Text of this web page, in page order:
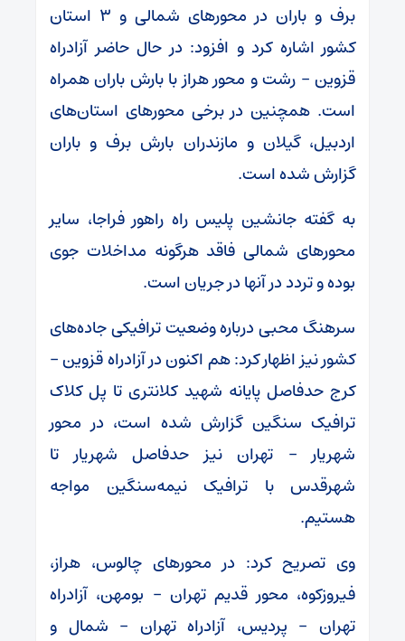
برف و باران در محورهای شمالی و ۳ استان
کشور اشاره کرد و افزود: در حال حاضر آزادراه
قزوین – رشت و محور هراز با بارش باران همراه
است. همچنین در برخی محورهای استان‌های
اردبیل، گیلان و مازندران بارش برف و باران
گزارش شده است.
به گفته جانشین پلیس راه راهور فراجا، سایر
محورهای شمالی فاقد هرگونه مداخلات جوی
بوده و تردد در آنها در جریان است.
سرهنگ محبی درباره وضعیت ترافیکی جاده‌های
کشور نیز اظهار کرد: هم اکنون در آزادراه قزوین –
کرج حدفاصل پایانه شهید کلانتری تا پل کلاک
ترافیک سنگین گزارش شده است، در محور
شهریار – تهران نیز حدفاصل شهریار تا
شهرقدس با ترافیک نیمه‌سنگین مواجه
هستیم.
وی تصریح کرد: در محورهای چالوس، هراز،
فیروزکوه، محور قدیم تهران – بومهن، آزادراه
تهران – پردیس، آزادراه تهران – شمال و